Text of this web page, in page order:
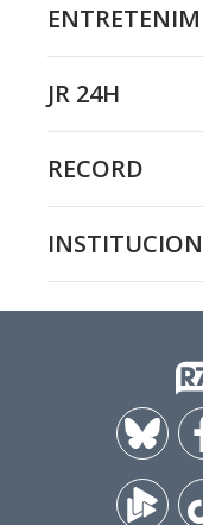
JR 24H
RECORD